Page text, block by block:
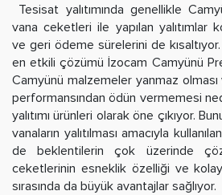
Tesisat yalıtımında genellikle
vana ceketleri ile yapılan yalıtımlar
ve geri ödeme sürelerini de
en etkili çözümü İzocam Camyünü
Camyünü malzemeler yanmaz olması
performansından ödün vermemesi
yalıtımı ürünleri olarak öne çıkıyor.
vanaların yalıtılması amacıyla
de beklentilerin çok üzerinde
ceketlerinin esneklik özelliği ve
sırasında da büyük avantajlar sağlıyor.